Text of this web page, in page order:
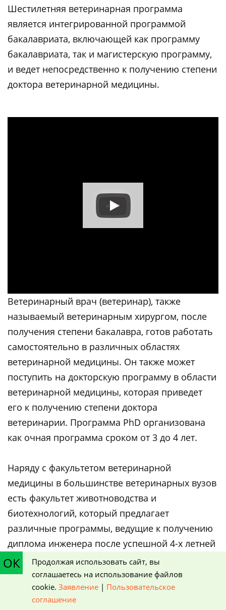
Шестилетняя ветеринарная программа
является интегрированной программой
бакалавриата, включающей как программу
бакалавриата, так и магистерскую программу,
и ведет непосредственно к получению степени
доктора ветеринарной медицины.
Ветеринарный врач (ветеринар), также
называемый ветеринарным хирургом, после
получения степени бакалавра, готов работать
самостоятельно в различных областях
ветеринарной медицины. Он также может
поступить на докторскую программу в области
ветеринарной медицины, которая приведет
его к получению степени доктора
ветеринарии. Программа PhD организована
как очная программа сроком от 3 до 4 лет.
Наряду с факультетом ветеринарной
медицины в большинстве ветеринарных вузов
есть факультет животноводства и
биотехнологий, который предлагает
различные программы, ведущие к получению
диплома инженера после успешной 4-х летней
учебы.
Программа бакалавра по специальности
"Наука о животных и биотехнология"
ОК
Продолжая использовать сайт, вы
соглашаетесь на использование файлов
cookie. Заявление | Пользовательское
соглашение